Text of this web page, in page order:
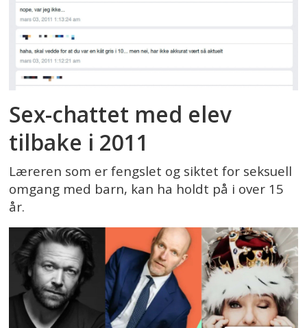
Sex-chattet med elev
tilbake i 2011
Læreren som er fengslet og siktet for seksuell
omgang med barn, kan ha holdt på i over 15
år.